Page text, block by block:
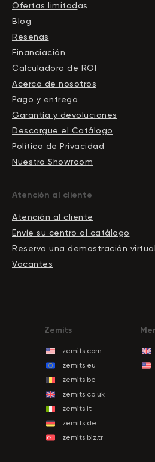
Ofertas limitadas
Blog
Reseñas
Financiación
Calculadora de ROI
Acerca de nosotros
Pago y entrega
Garantía y devoluciones
Descargue el Сatálogo
Política de Privacidad
Nuestro Showroom
Atención al cliente
Atención al cliente
Envíe su centro al catálogo
Reserva una demostración virtual
Vacantes
zemits.com
zemits.eu
zemits.be
zemits.co.uk
zemits.it
zemits.de
zemits.biz.tr
Zemits